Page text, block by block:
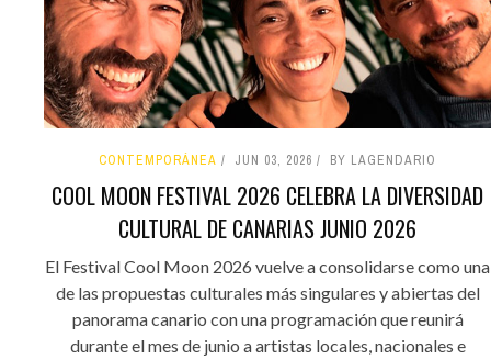
CONTEMPORÁNEA JUN 03, 2026 BY LAGENDARIO
COOL MOON FESTIVAL 2026 CELEBRA LA DIVERSIDAD
CULTURAL DE CANARIAS JUNIO 2026
El Festival Cool Moon 2026 vuelve a consolidarse como una
de las propuestas culturales más singulares y abiertas del
panorama canario con una programación que reunirá
durante el mes de junio a artistas locales, nacionales e